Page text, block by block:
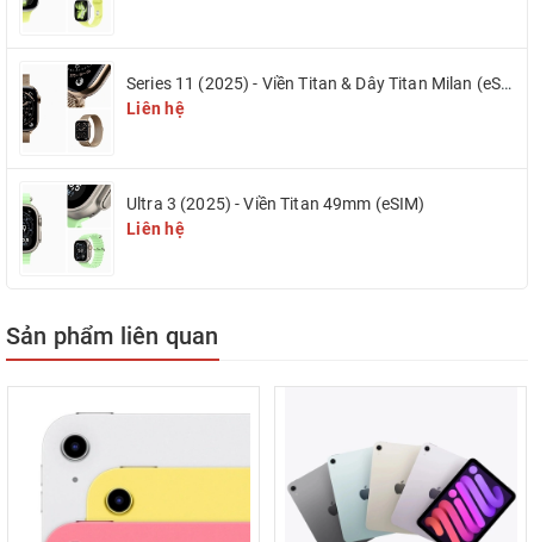
trong nhiều năm nữa.
Giải trí không giới hạn
Thời lượng pin của iPad Gen 9 lên tới 10 giờ sử dụng, sẵn sàng đồng
hành cùng bạn suốt cả ngày. Bạn có thể sử dụng iPad để học trực
tuyến vào buổi sáng, chơi game vào buổi chiều rồi xem phim vào
Màn hình Retina 10.2 inch sắc nét
Một màn hình lớn tới 10.2 inch sẵn sàng truyền tải nội dung theo
cách ấn tượng nhất. Chất lượng Retina sắc nét, độ chi tiết đáng kinh
Series 11 (2025) - Viền Titan & Dây Titan Milan (eSIM)
Liên hệ
Ultra 3 (2025) - Viền Titan 49mm (eSIM)
Liên hệ
Sản phẩm liên quan